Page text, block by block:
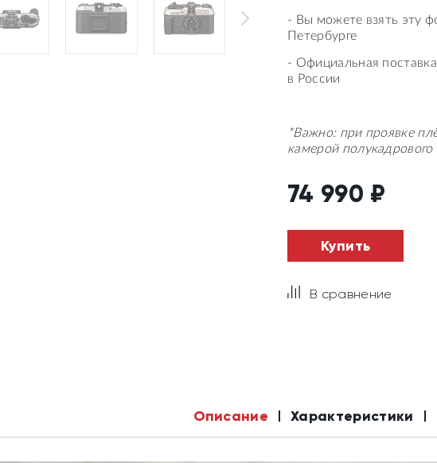
- Вы можете взять эту
Петербурге
- Официальная
в России
*Важно: при проявке
камерой
74 990 ₽
Купить
В сравнение
Описание Характеристики